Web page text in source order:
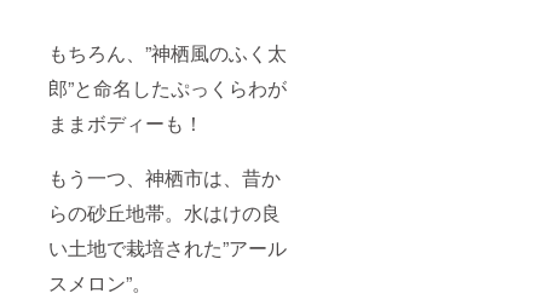
もちろん、”神栖風のふく太
郎”と命名したぷっくらわが
ままボディーも！
もう一つ、神栖市は、昔か
らの砂丘地帯。水はけの良
い土地で栽培された”アール
スメロン”。